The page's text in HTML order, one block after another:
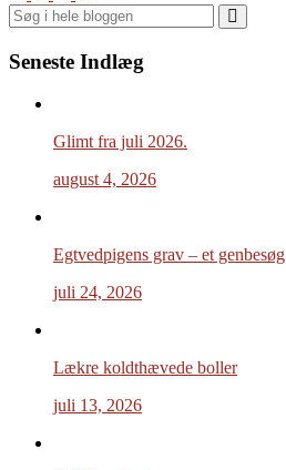
Seneste Indlæg
Glimt fra juli 2026.
august 4, 2026
Egtvedpigens grav – et genbesøg
juli 24, 2026
Lækre koldthævede boller
juli 13, 2026